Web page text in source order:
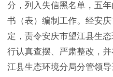
分，列入失信黑名单，五
书（表）编制工作。经安
定，责令安庆市望江县生
行认真查摆、严肃整改，
江县生态环境分局分管领